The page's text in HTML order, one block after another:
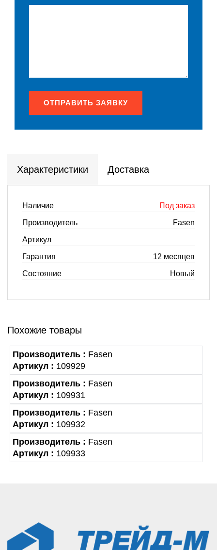
ОТПРАВИТЬ ЗАЯВКУ
Характеристики Доставка
Наличие Под заказ
Производитель Fasen
Артикул
Гарантия 12 месяцев
Состояние Новый
Похожие товары
Производитель : Fasen
Артикул : 109929
Производитель : Fasen
Артикул : 109931
Производитель : Fasen
Артикул : 109932
Производитель : Fasen
Артикул : 109933